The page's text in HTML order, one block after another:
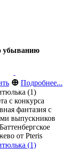
убыванию
⊕ Подробнее...
(1)
с конкурса
фантазия с
выпускников
от Pteris
(1)